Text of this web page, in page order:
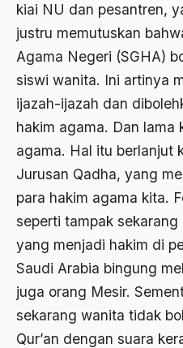
kiai NU dan pesantren,
justru memutuskan
Agama Negeri (SGHA)
siswi wanita. Ini artinya
ijazah-ijazah dan
hakim agama. Dan lama
agama. Hal itu berlanjut
Jurusan Qadha, yang
para hakim agama kita.
seperti tampak
yang menjadi hakim di
Saudi Arabia bingung
juga orang Mesir.
sekarang wanita tidak
Qur’an dengan suara
amerika serikat
Amien Rais
Amin Iskandar
Amir Syakib Arsalan
Amirn Rais
amrozi
Anak ibrahim
Anatomi
Andi Mallarangeng